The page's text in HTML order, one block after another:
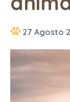
27 Agosto